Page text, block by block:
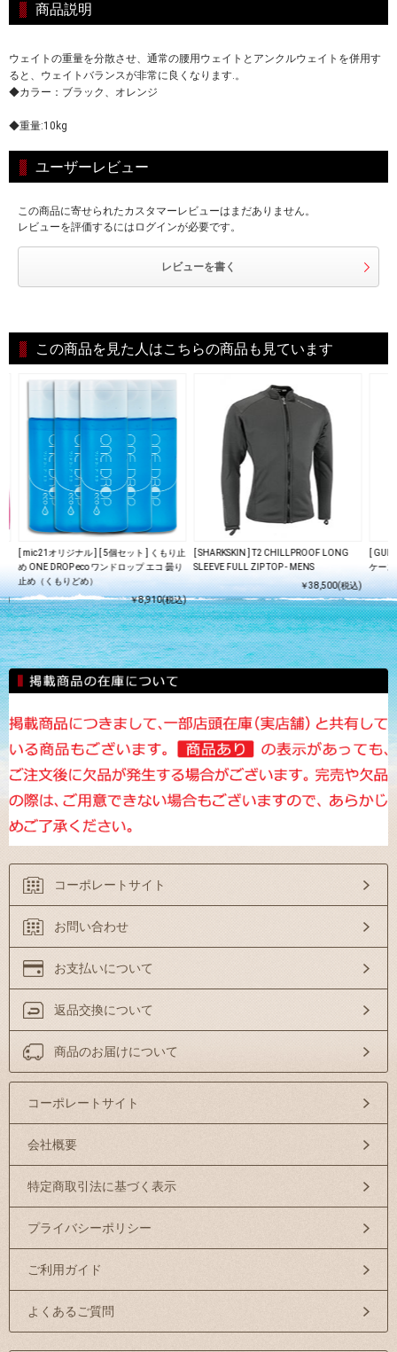
商品説明
ウェイトの重量を分散させ、通常の腰用ウェイトとアンクルウェイトを併用す
ると、ウェイトバランスが非常に良くなります.。
◆カラー：ブラック、オレンジ
◆重量:10kg
ユーザーレビュー
この商品に寄せられたカスタマーレビューはまだありません。
レビューを評価するにはログインが必要です。
レビューを書く
この商品を見た人はこちらの商品も見ています
)
[ mic21オリジナル ] [ 5個セット ] くもり止
め ONE DROP eco ワンドロップ エコ 曇り
止め（くもりどめ）
￥8,910(税込)
[ SHARKSKIN ] T2 CHILLPROOF LONG
SLEEVE FULL ZIP TOP - MENS
￥38,500(税込)
[
ケー
コーポレートサイト
お問い合わせ
お支払いについて
返品交換について
商品のお届けについて
コーポレートサイト
会社概要
特定商取引法に基づく表示
プライバシーポリシー
ご利用ガイド
よくあるご質問